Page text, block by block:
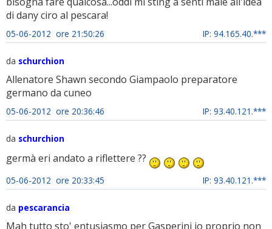
di dany ciro al pescara!
05-06-2012 ore 21:50:26 IP: 94.165.40.***
da schurchion
Allenatore Shawn secondo Giampaolo preparatore
germano da cuneo
05-06-2012 ore 20:36:46 IP: 93.40.121.***
da schurchion
germà eri andato a riflettere ??
05-06-2012 ore 20:33:45 IP: 93.40.121.***
da pescarancia
Mah tutto sto' entusiasmo per Gasperini io proprio non